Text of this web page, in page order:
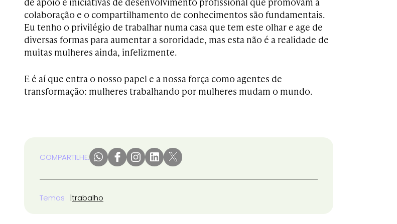
colaboração e o compartilhamento de conhecimentos são fundamentais.
Eu tenho o privilégio de trabalhar numa casa que tem este olhar e age de
diversas formas para aumentar a sororidade, mas esta não é a realidade de
muitas mulheres ainda, infelizmente.
E é aí que entra o nosso papel e a nossa força como agentes de
transformação: mulheres trabalhando por mulheres mudam o mundo.
COMPARTILHE:
Temas trabalho